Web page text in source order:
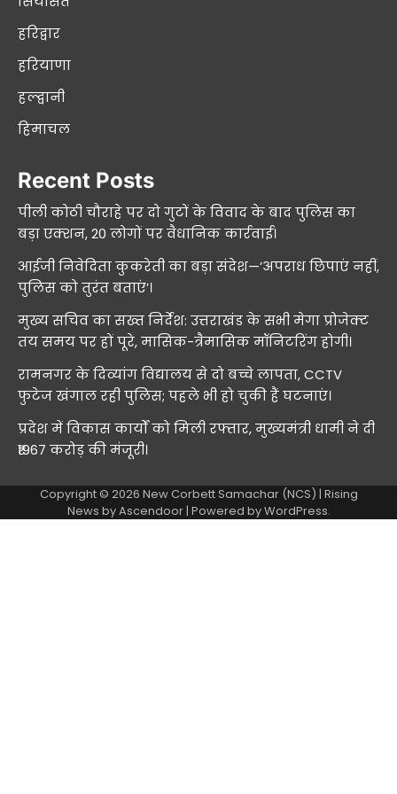
हरिद्वार
हरियाणा
हल्द्वानी
हिमाचल
Recent Posts
पीली कोठी चौराहे पर दो गुटों के विवाद के बाद पुलिस का
बड़ा एक्शन, 20 लोगों पर वैधानिक कार्रवाई।
आईजी निवेदिता कुकरेती का बड़ा संदेश—’अपराध छिपाएं नहीं,
पुलिस को तुरंत बताएं’।
मुख्य सचिव का सख्त निर्देश: उत्तराखंड के सभी मेगा प्रोजेक्ट
तय समय पर हों पूरे, मासिक-त्रैमासिक मॉनिटरिंग होगी।
रामनगर के दिव्यांग विद्यालय से दो बच्चे लापता, CCTV
फुटेज खंगाल रही पुलिस; पहले भी हो चुकी हैं घटनाएं।
प्रदेश में विकास कार्यों को मिली रफ्तार, मुख्यमंत्री धामी ने दी
₹1967 करोड़ की मंजूरी।
Copyright © 2026 New Corbett Samachar (NCS) | Rising
News byAscendoor| Powered byWordPress.